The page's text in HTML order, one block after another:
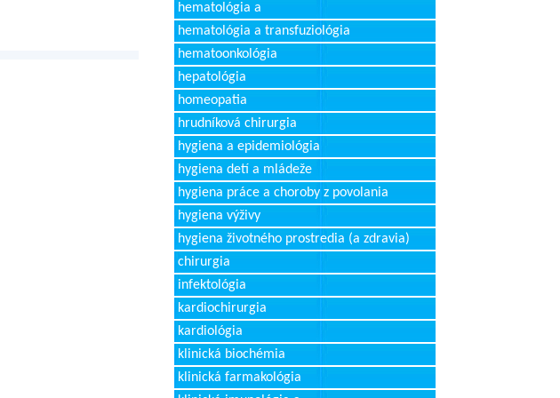
hematológia a
hematológia a transfuziológia
hematoonkológia
hepatológia
homeopatia
hrudníková chirurgia
hygiena a epidemiológia
hygiena detí a mládeže
hygiena práce a choroby z povolania
hygiena výživy
hygiena životného prostredia (a zdravia)
chirurgia
infektológia
kardiochirurgia
kardiológia
klinická biochémia
klinická farmakológia